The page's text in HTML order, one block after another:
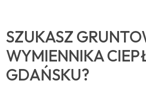
SZUKASZ
WYMIENNIKA
GDAŃSKU?